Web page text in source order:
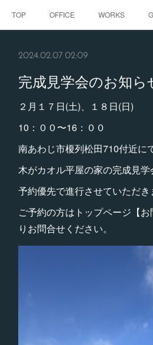
TOP OFFICE WORKS
2024.02.07 02:09
完成見学会のお知ら
２月１７日(土)、１８日(日)
10：００〜16：００
南あわじ市榎列松田710付近にて
木がカオル平屋の家の完成見学
予約優先で進行させていただき
ご予約の方はトップページ【
りお問合せください。